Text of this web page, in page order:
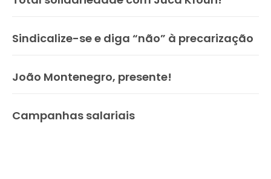
Sindicalize-se e diga “não” à precarização
João Montenegro, presente!
Campanhas salariais